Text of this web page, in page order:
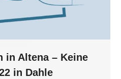
in Altena – Keine
in Dahle